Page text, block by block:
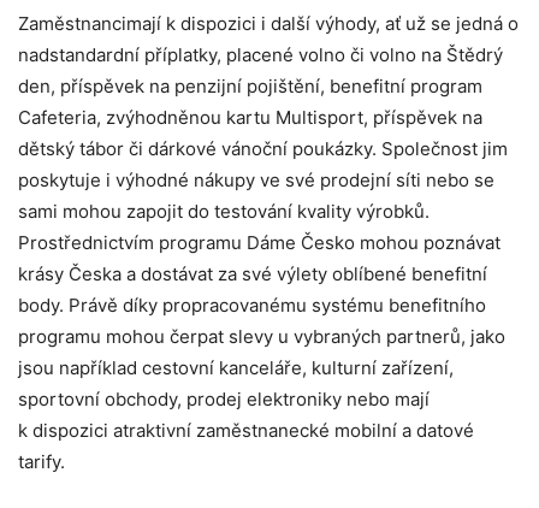
Zaměstnancimají k dispozici i další výhody, ať už se jedná o
nadstandardní příplatky, placené volno či volno na Štědrý
den, příspěvek na penzijní pojištění, benefitní program
Cafeteria, zvýhodněnou kartu Multisport, příspěvek na
dětský tábor či dárkové vánoční poukázky. Společnost jim
poskytuje i výhodné nákupy ve své prodejní síti nebo se
sami mohou zapojit do testování kvality výrobků.
Prostřednictvím programu Dáme Česko mohou poznávat
krásy Česka a dostávat za své výlety oblíbené benefitní
body. Právě díky propracovanému systému benefitního
programu mohou čerpat slevy u vybraných partnerů, jako
jsou například cestovní kanceláře, kulturní zařízení,
sportovní obchody, prodej elektroniky nebo mají
k dispozici atraktivní zaměstnanecké mobilní a datové
tarify.